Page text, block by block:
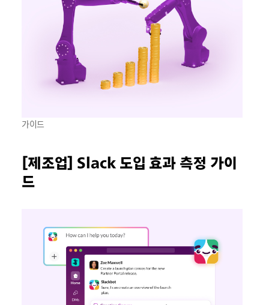
가이드
[제조업] Slack 도입 효과 측정 가이
드